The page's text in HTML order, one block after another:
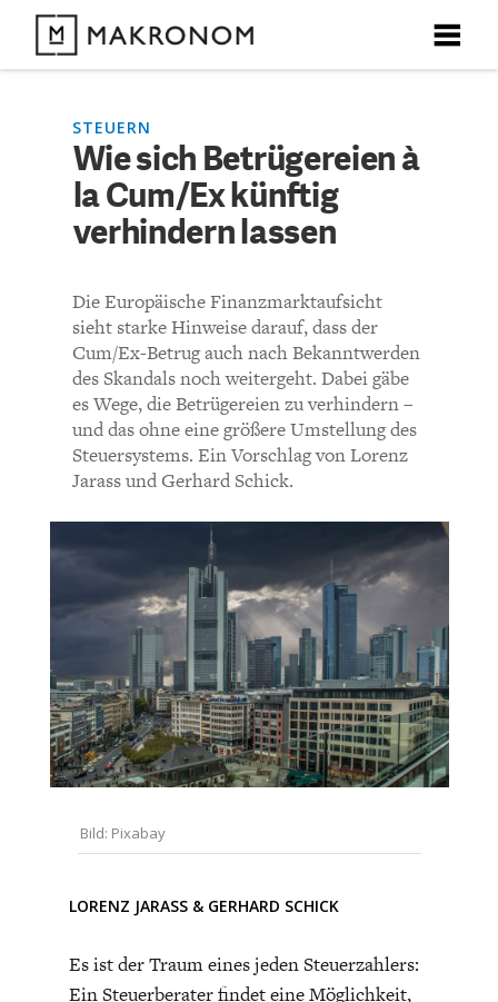
X
ARTIKEL
FEATURES
THEMEN
NEWSLETTER
ÜBER UNS
ABO/LOGIN
X
neuesten Beiträge.
X
ECONOMISTS FOR FUTURE
X
STEUERN
Wie sich Betrügereien à
la Cum/Ex künftig
verhindern lassen
Die Europäische Finanzmarktaufsicht
sieht starke Hinweise darauf, dass der
Cum/Ex-Betrug auch nach Bekanntwerden
des Skandals noch weitergeht. Dabei gäbe
es Wege, die Betrügereien zu verhindern –
und das ohne eine größere Umstellung des
Steuersystems. Ein Vorschlag von Lorenz
Jarass und Gerhard Schick.
Bild: Pixabay
LORENZ JARASS& GERHARD SCHICK
Es ist der Traum eines jeden Steuerzahlers:
Ein Steuerberater findet eine Möglichkeit,
X
KOMMENTARE ZU
Wie sich Betrügereien à
la Cum/Ex künftig
KOMMENTIEREN (VIA EMAIL)
Richtlinien
Bisher noch kein Kommentar.